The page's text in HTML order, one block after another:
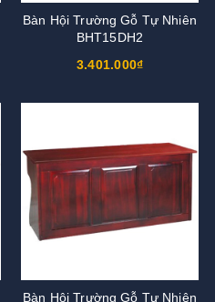
Bàn Hội Trường Gỗ Tự Nhiên
BHT15DH2
3.401.000₫
Bàn Hội Trường Gỗ Tự Nhiên